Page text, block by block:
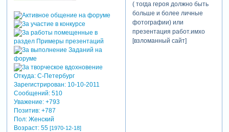
Откуда:С-Петербург
Зарегистрирован: 10-10-2011
Сообщений:510
Уважение: +793
Позитив: +787
Пол:Женский
Возраст:55 [1970-12-18]
( тогда героя должно быть
больше и более личные
фотографии) или
презентация работ.имхо
[взломанный сайт]